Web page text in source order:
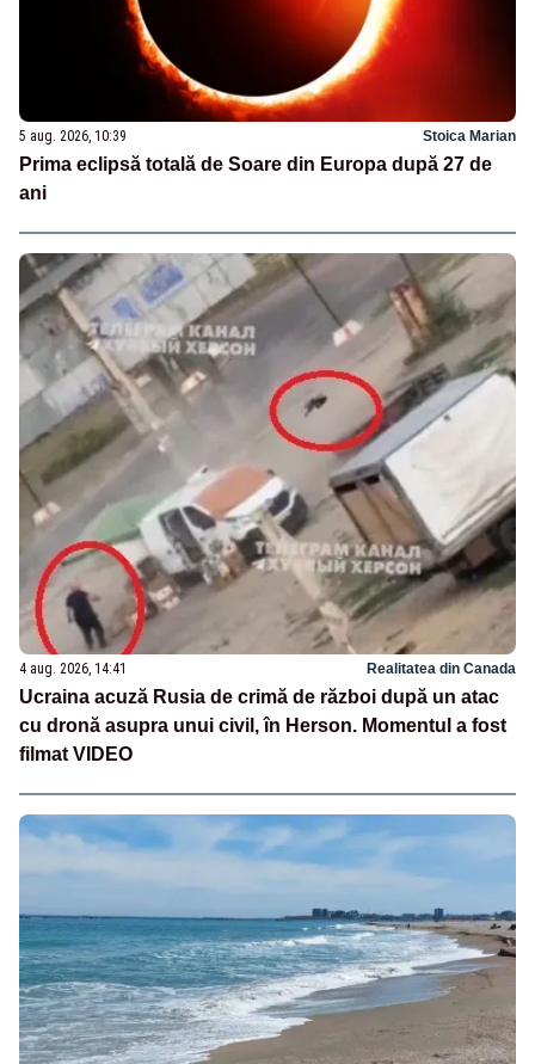
5 aug. 2026, 10:39 Stoica Marian
Prima eclipsă totală de Soare din Europa după 27 de
ani
4 aug. 2026, 14:41 Realitatea din Canada
Ucraina acuză Rusia de crimă de război după un atac
cu dronă asupra unui civil, în Herson. Momentul a fost
filmat VIDEO